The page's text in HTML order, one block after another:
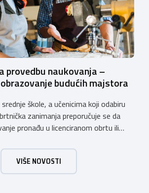
provedbu naukovanja –
budućih majstora
škole, a učenicima koji odabiru
zanimanja preporučuje se da
pronađu u licenciranom obrtu ili
da pokrenu postupak
budućim učenicima omogućili
stjecanje praktičnih znanja, a
VIŠE NOVOSTI